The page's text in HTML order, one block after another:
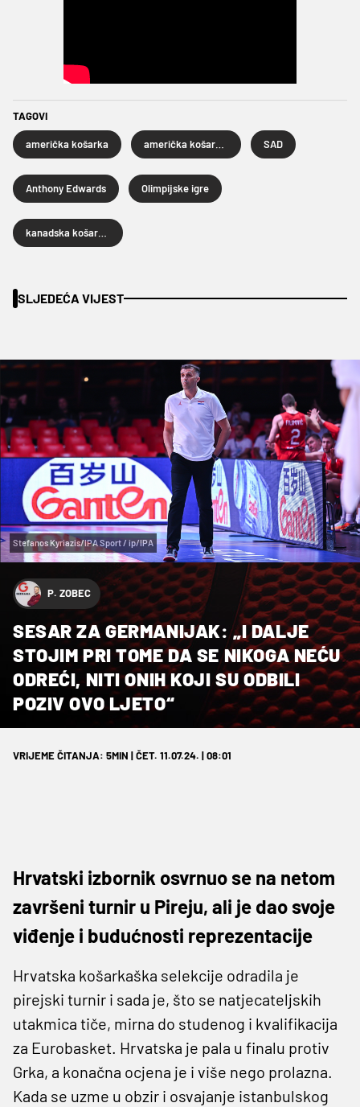
TAGOVI
američka košarka SAD
Anthony Edwards Olimpijske igre
SLJEDEĆA VIJEST
Stefanos Kyriazis/IPA Sport / ip/IPA
P. ZOBEC
SESAR ZA GERMANIJAK: „I DALJE
STOJIM PRI TOME DA SE NIKOGA NEĆU
ODREĆI, NITI ONIH KOJI SU ODBILI
POZIV OVO LJETO“
VRIJEME ČITANJA: 5MIN | ČET. 11.07.24. | 08:01
Hrvatski izbornik osvrnuo se na netom
završeni turnir u Pireju, ali je dao svoje
viđenje i budućnosti reprezentacije
Hrvatska košarkaška selekcije odradila je
pirejski turnir i sada je, što se natjecateljskih
utakmica tiče, mirna do studenog i kvalifikacija
za Eurobasket. Hrvatska je pala u finalu protiv
Grka, a konačna ocjena je i više nego prolazna.
Kada se uzme u obzir i osvajanje istanbulskog